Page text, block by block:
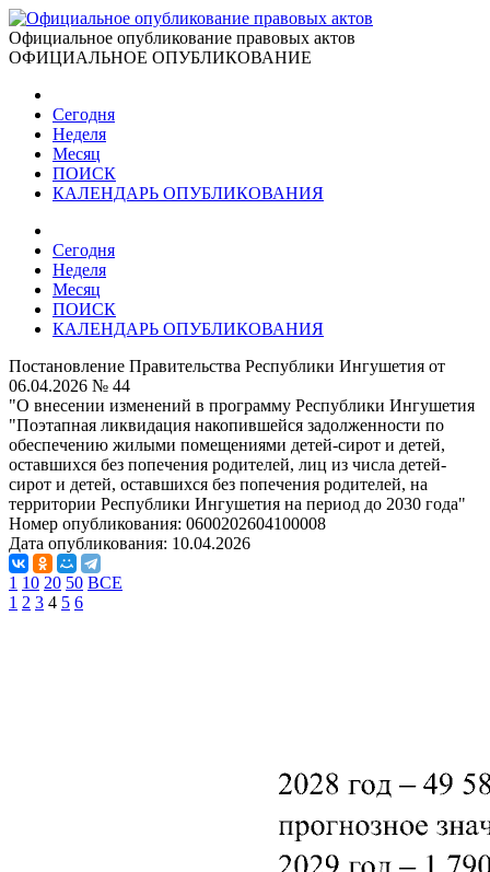
Официальное опубликование правовых актов
ОФИЦИАЛЬНОЕ ОПУБЛИКОВАНИЕ
Сегодня
Неделя
Месяц
ПОИСК
КАЛЕНДАРЬ ОПУБЛИКОВАНИЯ
Сегодня
Неделя
Месяц
ПОИСК
КАЛЕНДАРЬ ОПУБЛИКОВАНИЯ
Постановление Правительства Республики Ингушетия от
06.04.2026 № 44
"О внесении изменений в программу Республики Ингушетия
"Поэтапная ликвидация накопившейся задолженности по
обеспечению жилыми помещениями детей-сирот и детей,
оставшихся без попечения родителей, лиц из числа детей-
сирот и детей, оставшихся без попечения родителей, на
территории Республики Ингушетия на период до 2030 года"
Номер опубликования: 0600202604100008
Дата опубликования: 10.04.2026
1 10 20 50 ВСЕ
1 2 3 4 5 6